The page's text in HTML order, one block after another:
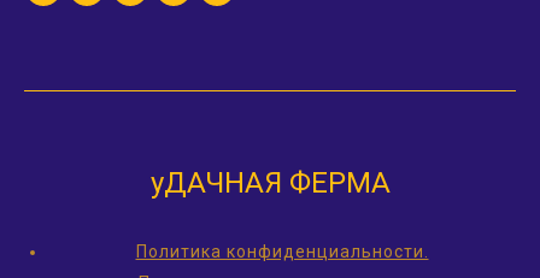
уДАЧНАЯ ФЕРМА
Политика конфиденциальности.